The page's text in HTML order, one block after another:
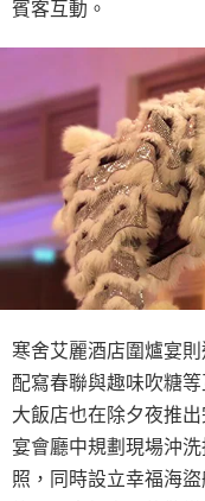
賓客互動。
寒舍艾麗酒店圍爐宴
配寫春聯與趣味吹糖
大飯店也在除夕夜推
宴會廳中規劃現場沖
照，同時設立幸福海